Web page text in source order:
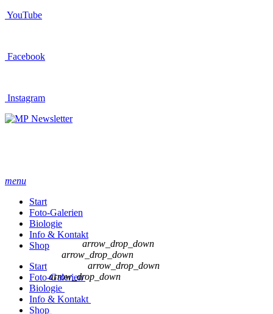
YouTube
Facebook
Instagram
Newsletter
menu
Start
Foto-Galerien
Biologie
Info & Kontakt
Shop
Start
Foto-Galerien
arrow_drop_down
Biologie
arrow_drop_down
Info & Kontakt
arrow_drop_down
Shop
arrow_drop_down